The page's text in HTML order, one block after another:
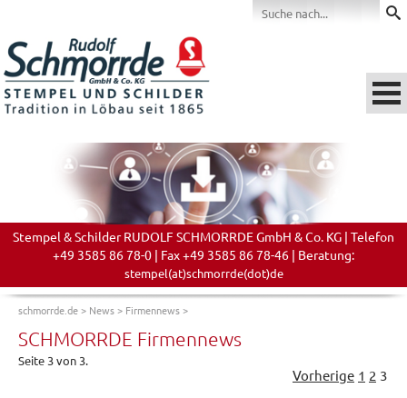
Stempel & Schilder RUDOLF SCHMORRDE GmbH & Co. KG | Telefon
+49 3585 86 78-0 | Fax +49 3585 86 78-46 | Beratung:
stempel(at)schmorrde(dot)de
schmorrde.de> News> Firmennews>
SCHMORRDE Firmennews
Seite 3 von 3.
Vorherige 1 2 3